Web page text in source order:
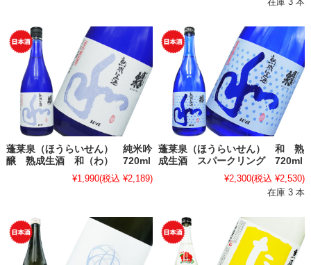
蓬莱泉（ほうらいせん） 純米吟
醸 熟成生酒 和（わ） 720ml
¥1,990(税込 ¥2,189)
蓬莱泉（ほうらいせん） 和 熟
成生酒 スパークリング 720ml
¥2,300(税込 ¥2,530)
在庫 3 本